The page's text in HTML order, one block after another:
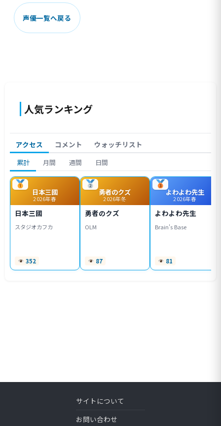
声優一覧へ戻る
人気ランキング
アクセス コメント ウォッチリスト
累計 月間 週間 日間
日本三國
2026年春
日本三國
スタジオカフカ
352
勇者のクズ
2026年冬
勇者のクズ
OLM
87
よわよわ先生
2026年春
よわよわ先生
Brain's Base
81
サイトについて
お問い合わせ